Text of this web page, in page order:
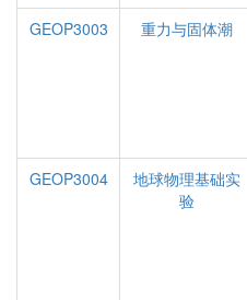
GEOP3003
重力与固体潮
GEOP3004
地球物理基础实
验